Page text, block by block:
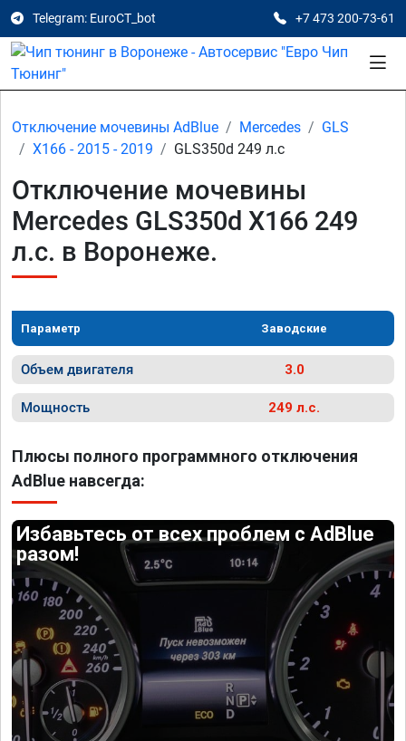
Telegram: EuroCT_bot +7 473 200-73-61
Отключение мочевины AdBlue Mercedes
GLS
X166 - 2015 - 2019
GLS350d 249 л.с
Отключение мочевины
Mercedes GLS350d X166 249
л.с. в Воронеже.
Параметр Заводские
Объем двигателя 3.0
Мощность 249 л.с.
Плюсы полного программного отключения
AdBlue навсегда:
Избавьтесь от всех проблем с AdBlue
разом!